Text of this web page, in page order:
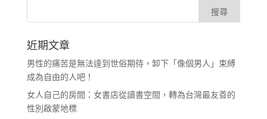
近期文章
男性的痛苦是無法達到世俗期待，卸下「像個男人」束縛
成為自由的人吧！
女人自己的房間：女書店從讀書空間，轉為台灣最友善的
性別啟蒙地標